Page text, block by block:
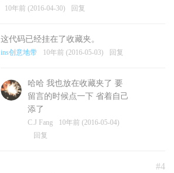
10年前 (2016-04-30) 回复
这代码已经挂在了收藏夹。
ins创意地带 10年前 (2016-05-03) 回复
哈哈 我也放在收藏夹了 要
留言的时候点一下 省着自己
添了
C.J Fang
10年前 (2016-05-04)
回复
#4